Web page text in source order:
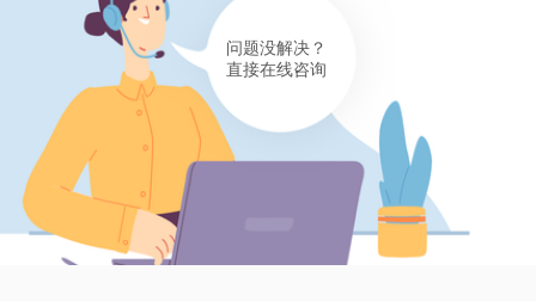
问题没解决？
直接在线咨询